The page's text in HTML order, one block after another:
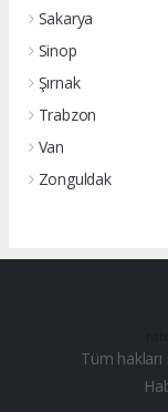
Sakarya
Sinop
Şırnak
Trabzon
Van
Zonguldak
Tüm